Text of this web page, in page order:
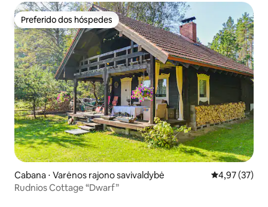
Preferido dos hóspedes
Preferido dos hóspedes
Cabana ⋅ Varėnos rajono savivaldybė 4,97 de uma
4,97 (37)
Rudnios Cottage “Dwarf”